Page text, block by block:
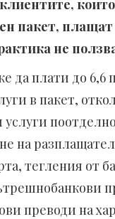
пакет, плащат
не
да плати до 6,6
в пакет,
услуги
на
тегления от
преводи на